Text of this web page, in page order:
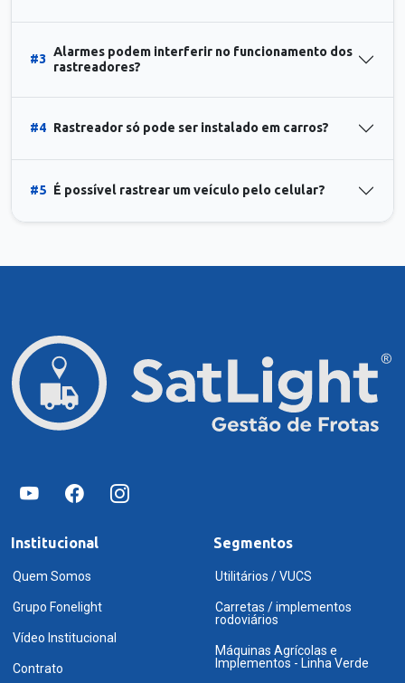
#3
Alarmes podem interferir no funcionamento dos
rastreadores?
#4 Rastreador só pode ser instalado em carros?
#5 É possível rastrear um veículo pelo celular?
Institucional
Quem Somos
Grupo Fonelight
Vídeo Institucional
Contrato
Segmentos
Utilitários / VUCS
Carretas / implementos
rodoviários
Máquinas Agrícolas e
Implementos - Linha Verde